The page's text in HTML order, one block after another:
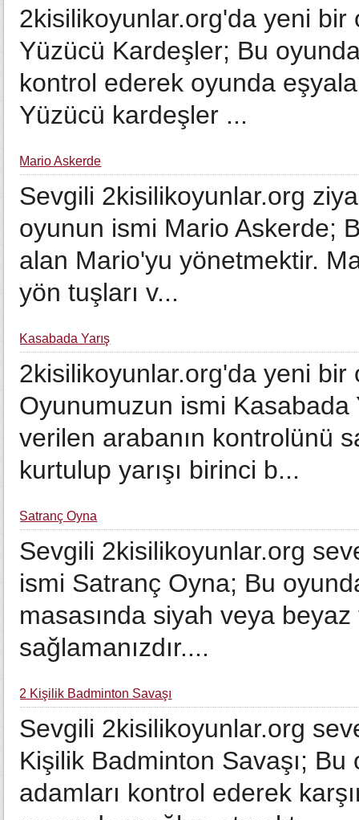
2kisilikoyunlar.org'da yeni
Yüzücü Kardeşler; Bu
kontrol ederek oyunda
Yüzücü kardeşler ...
Mario Askerde
Sevgili 2kisilikoyunlar.org
oyunun ismi Mario Askerde;
alan Mario'yu yönetmektir.
yön tuşları v...
Kasabada Yarış
2kisilikoyunlar.org'da yeni
Oyunumuzun ismi Kasabada
verilen arabanın kontrolünü
kurtulup yarışı birinci b...
Satranç Oyna
Sevgili 2kisilikoyunlar.org
ismi Satranç Oyna; Bu
masasında siyah veya
sağlamanızdır....
2 Kişilik Badminton Savaşı
Sevgili 2kisilikoyunlar.org
Kişilik Badminton Savaşı;
adamları kontrol ederek